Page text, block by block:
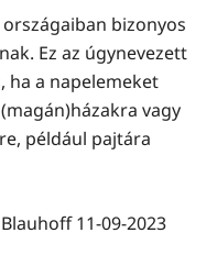
bizonyos
Ez az úgynevezett
ha a napelemeket
vagy
például pajtára
11-09-2023